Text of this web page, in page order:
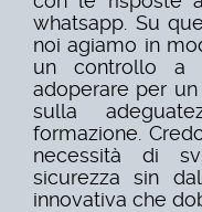
whatsapp. Su
noi agiamo in
un controllo a
adoperare per
sulla
formazione.
necessità di
sicurezza sin
innovativa che